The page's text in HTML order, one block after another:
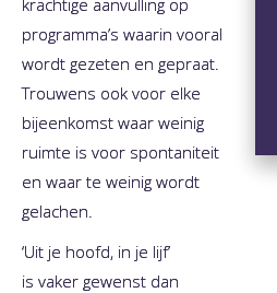
programma’s waarin vooral
wordt gezeten en gepraat.
Trouwens ook voor elke
bijeenkomst waar weinig
ruimte is voor spontaniteit
en waar te weinig wordt
gelachen.
‘Uit je hoofd, in je lijf’
is vaker gewenst dan